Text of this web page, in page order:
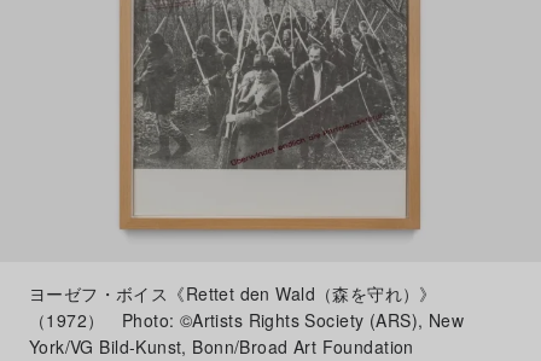
ヨーゼフ・ボイス《Rettet den Wald（森を守れ）》
（1972） Photo: ©Artists Rights Society (ARS), New
York/VG Bild-Kunst, Bonn/Broad Art Foundation